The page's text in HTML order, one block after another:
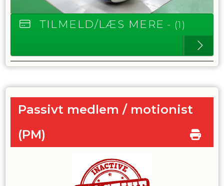
TILMELD/LÆS MERE - (1)
Passivt medlem / motionist
(PM)